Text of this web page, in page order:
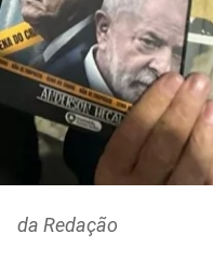
da Redação